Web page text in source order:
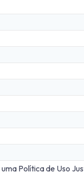
Política de Uso